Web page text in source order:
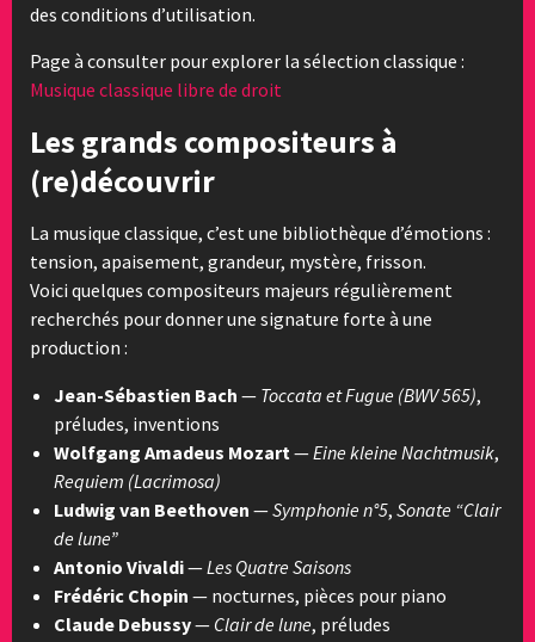
des conditions d’utilisation.
Page à consulter pour explorer la sélection classique :
Musique classique libre de droit
Les grands compositeurs à
(re)découvrir
La musique classique, c’est une bibliothèque d’émotions :
tension, apaisement, grandeur, mystère, frisson.
Voici quelques compositeurs majeurs régulièrement
recherchés pour donner une signature forte à une
production :
Jean-Sébastien Bach — Toccata et Fugue (BWV 565),
préludes, inventions
Wolfgang Amadeus Mozart —Eine kleine Nachtmusik,
Requiem (Lacrimosa)
Ludwig van Beethoven —Symphonie n°5, Sonate “Clair
de lune”
Antonio Vivaldi—Les Quatre Saisons
Frédéric Chopin — nocturnes, pièces pour piano
Claude Debussy— Clair de lune, préludes